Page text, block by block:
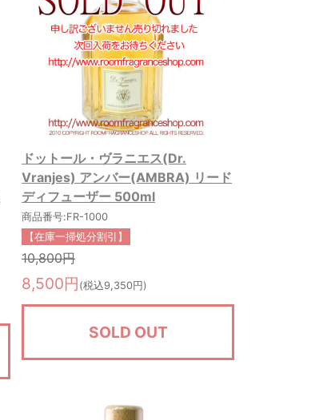
ドットール・ヴラニエス(Dr.
Vranjes) アンバー(AMBRA) リード
ディフューザー 500ml
商品番号:FR-1000
【在庫一掃処分割引】
10,800円
8,500円 (税込9,350円)
SOLD OUT